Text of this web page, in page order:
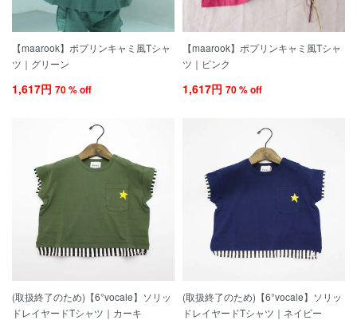
【maarook】ポプリンキャミ風Tシャ
ツ｜グリーン
1,617円 70 % off
【maarook】ポプリンキャミ風Tシャ
ツ｜ピンク
1,617円 70 % off
(取扱終了のため)【6°vocale】ソリッ
ドレイヤードTシャツ｜カーキ
(取扱終了のため)【6°vocale】ソリッ
ドレイヤードTシャツ｜ネイビー